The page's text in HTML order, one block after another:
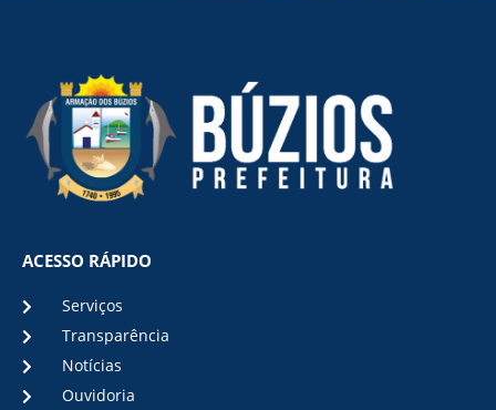
ACESSO RÁPIDO
Serviços
Transparência
Notícias
Ouvidoria